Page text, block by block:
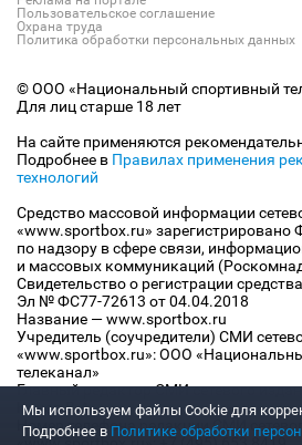
Пользовательское соглашение
Охрана труда
Политика обработки персональных данных
© ООО «Национальный спортивный
Для лиц старше 18 лет
На сайте применяются
Подробнее в Правилах применения
технологий
Средство массовой информации
«www.sportbox.ru» зарегистрировано
по надзору в сфере связи,
и массовых коммуникаций
Свидетельство о регистрации
Эл № ФС77-72613 от 04.04.2018
Название — www.sportbox.ru
Учредитель (соучредители) СМИ
«www.sportbox.ru»: ООО
телеканал»
Главный редактор СМИ сетевого
Конов В.А.
Номер телефона редакции СМИ
Мы используем файлы Сookie для
Подробнее в Политике обработки